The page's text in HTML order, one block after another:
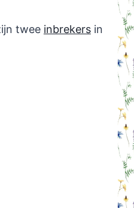
twee inbrekersin